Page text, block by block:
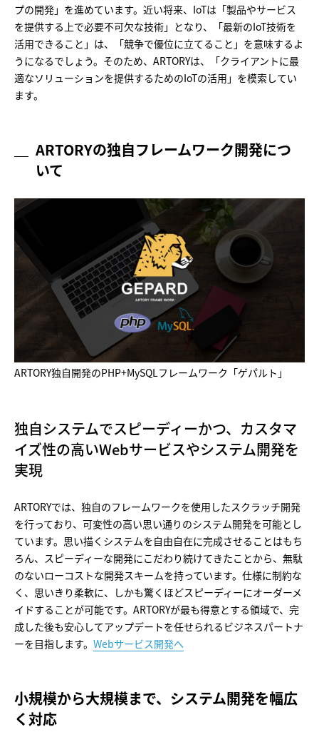
プの開発」を進めています。近い将来、IoTは「製品やサービス
を提供する上で必要不可欠な技術」となり、「最新のIoT技術を
活用できること」は、「競争で優位に立てること」を意味するよ
うになるでしょう。そのため、ARTORYは、「クライアントに最
適なソリューションを提供するためのIoTの活用」を模索してい
ます。
ARTORYの独自フレームワーク開発につ
いて
ARTORY独自開発のPHP+MySQLフレームワーク「ゲパルト」
独自システムでスピーディーかつ、 カスタマ
イズ性の高いWebサービスやシステム開発を
実現
ARTORYでは、独自のフレームワークを使用したスクラッチ開発
を行っており、可変性の高い思い通りのシステム開発を可能とし
ています。思い描くシステムを自由自在に完成させることはもち
ろん、スピーディーな開発にこだわり続けてきたことから、無駄
のないローコストな開発スキームを持っています。仕様に制約な
く、思いきり柔軟に、しかも驚くほどスピーディーにオーダーメ
イドすることが可能です。ARTORYが最も得意とする領域で、完
成した後も安心してアップデートを任せられるビジネスパートナ
ーを目指します。 Webサービス開発へ
小規模から大規模まで、システム開発を幅広
く対応